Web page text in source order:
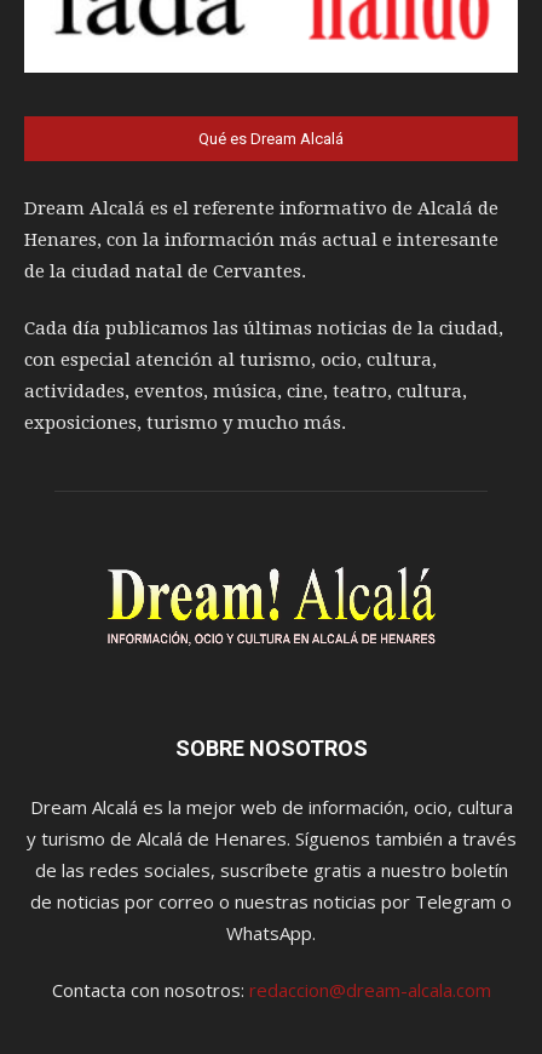
Qué es Dream Alcalá
Dream Alcalá es el referente informativo de Alcalá de
Henares, con la información más actual e interesante
de la ciudad natal de Cervantes.
Cada día publicamos las últimas noticias de la ciudad,
con especial atención al turismo, ocio, cultura,
actividades, eventos, música, cine, teatro, cultura,
exposiciones, turismo y mucho más.
SOBRE NOSOTROS
Dream Alcalá es la mejor web de información, ocio, cultura
y turismo de Alcalá de Henares. Síguenos también a través
de las redes sociales, suscríbete gratis a nuestro boletín
de noticias por correo o nuestras noticias por Telegram o
WhatsApp.
Contacta con nosotros: redaccion@dream-alcala.com